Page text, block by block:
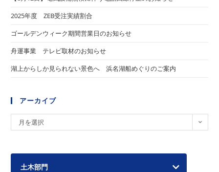
2025年度 ZEB受注実績割合
ゴールデンウィーク期間営業日のお知らせ
舟運事業 テレビ取材のお知らせ
湖上からしか見られない景色へ 浜名湖船めぐりのご案内
アーカイブ
ー
イ
月を選択
土木部門